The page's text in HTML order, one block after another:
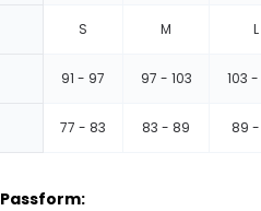
S M L
91 - 97 97 - 103 103
77 - 83 83 - 89 89
Passform: